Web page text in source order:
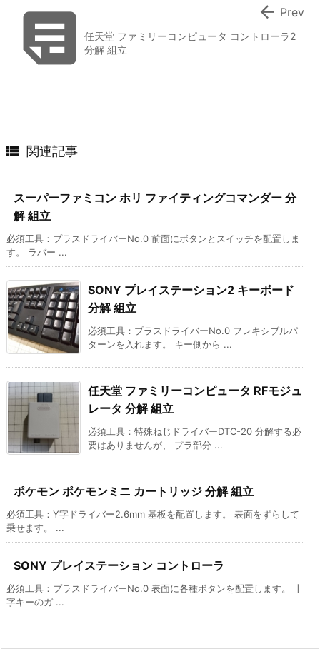
任天堂 ファミリーコンピュータ コントローラ2
分解 組立
 Prev
 関連記事
スーパーファミコン ホリ ファイティングコマンダー 分
解 組立
必須工具：プラスドライバーNo.0 前面にボタンとスイッチを配置しま
す。 ラバー ...
SONY プレイステーション2 キーボード
分解 組立
必須工具：プラスドライバーNo.0 フレキシブルパ
ターンを入れます。 キー側から ...
任天堂 ファミリーコンピュータ RFモジュ
レータ 分解 組立
必須工具：特殊ねじドライバーDTC-20 分解する必
要はありませんが、 プラ部分 ...
ポケモン ポケモンミニ カートリッジ 分解 組立
必須工具：Y字ドライバー2.6mm 基板を配置します。 表面をずらして
乗せます。 ...
SONY プレイステーション コントローラ
必須工具：プラスドライバーNo.0 表面に各種ボタンを配置します。 十
字キーのガ ...